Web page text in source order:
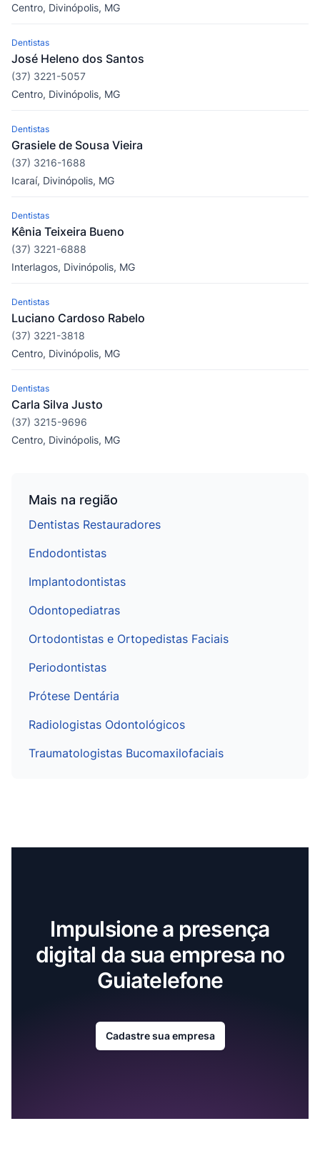
Centro, Divinópolis, MG
Dentistas
José Heleno dos Santos
(37) 3221-5057
Centro, Divinópolis, MG
Dentistas
Grasiele de Sousa Vieira
(37) 3216-1688
Icaraí, Divinópolis, MG
Dentistas
Kênia Teixeira Bueno
(37) 3221-6888
Interlagos, Divinópolis, MG
Dentistas
Luciano Cardoso Rabelo
(37) 3221-3818
Centro, Divinópolis, MG
Dentistas
Carla Silva Justo
(37) 3215-9696
Centro, Divinópolis, MG
Mais na região
Dentistas Restauradores
Endodontistas
Implantodontistas
Odontopediatras
Ortodontistas e Ortopedistas Faciais
Periodontistas
Prótese Dentária
Radiologistas Odontológicos
Traumatologistas Bucomaxilofaciais
Impulsione a presença
digital da sua empresa no
Guiatelefone
Cadastre sua empresa